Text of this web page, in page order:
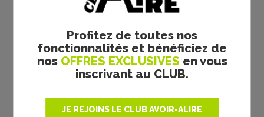
Profitez de toutes nos
fonctionnalités et bénéficiez de
nos OFFRES EXCLUSIVES en vous
inscrivant au CLUB.
JE REJOINS LE CLUB AVOIR-ALIRE